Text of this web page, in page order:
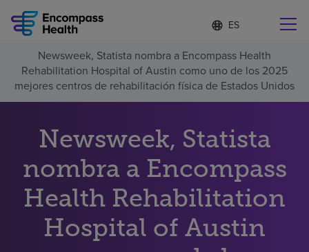
Lista
de
idiomas
contraída
d
o
m
a
e
c
c
i
o
n
d
Encuentre una localidad cerca de usted
Por qué debe elegirnos
Servicios de rehabilitación
Newsweek, Statista nombra a Encompass Health
Rehabilitation Hospital of Austin como uno de los 2025
mejores centros de rehabilitación física de Estados Unidos
Newsweek, Statista
nombra a Encompass
Health Rehabilitation
Hospital of Austin